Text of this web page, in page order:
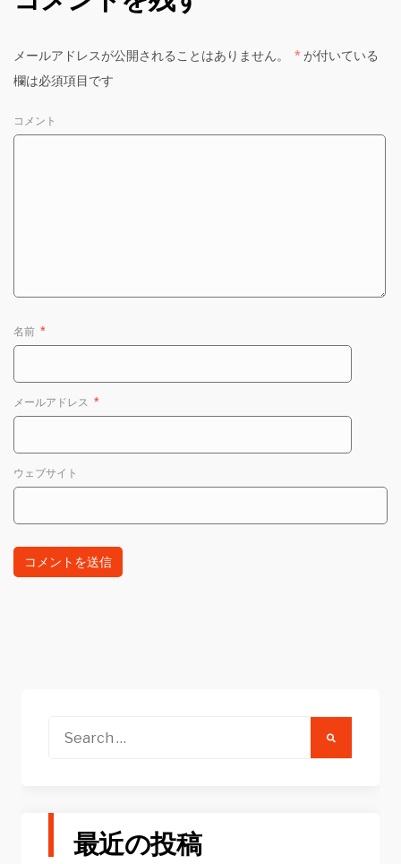
メールアドレスが公開されることはありません。 * が付いている
欄は必須項目です
コメント
名前 *
メールアドレス *
ウェブサイト
Search
最近の投稿